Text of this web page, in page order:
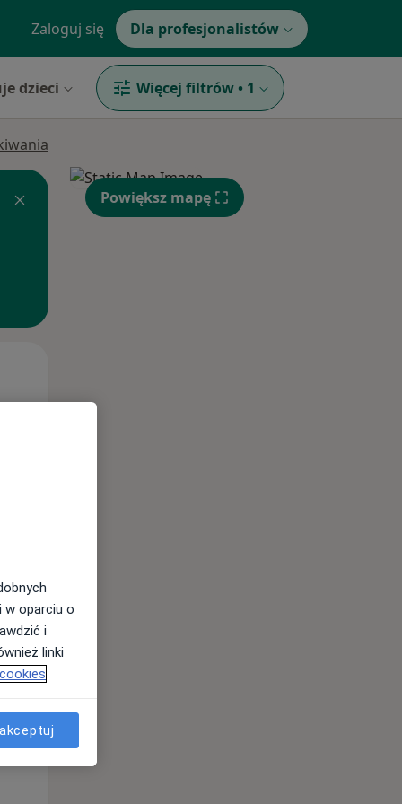
Zaloguj się Dla profesjonalistów
dzieci Więcej filtrów • 1
Wt,
Powiększ mapę
w oparciu o
i
linki